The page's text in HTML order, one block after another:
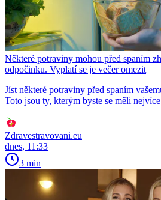
Některé potraviny mohou před spaním
odpočinku. Vyplatí se je večer omezit
Jíst některé potraviny před spaním
Toto jsou ty, kterým byste se měli
Zdravestravovani.eu
dnes, 11:33
3 min